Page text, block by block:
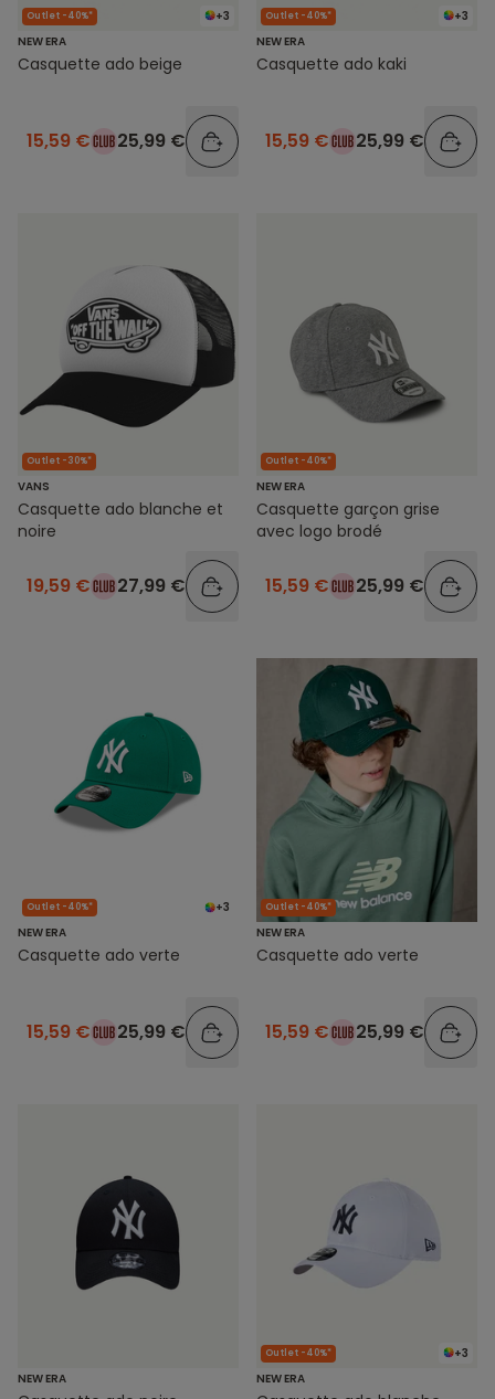
+3
Outlet -40%*
NEW ERA
Casquette ado beige
15,59 € 25,99 €
+3
Outlet -40%*
NEW ERA
Casquette ado kaki
15,59 € 25,99 €
Outlet -30%*
VANS
Casquette ado blanche et
noire
19,59 € 27,99 €
Outlet -40%*
NEW ERA
Casquette garçon grise
avec logo brodé
15,59 € 25,99 €
+3
Outlet -40%*
NEW ERA
Casquette ado verte
15,59 € 25,99 €
Outlet -40%*
NEW ERA
Casquette ado verte
15,59 € 25,99 €
NEW ERA
+3
Outlet -40%*
NEW ERA